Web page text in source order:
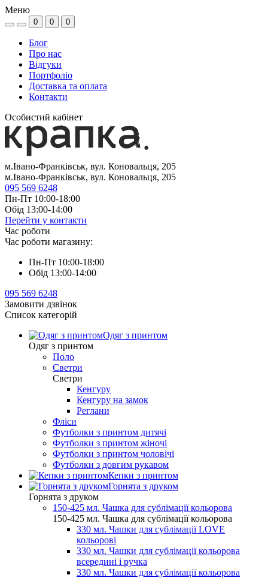
Меню
0 0 0
Блог
Про нас
Відгуки
Портфоліо
Доставка та оплата
Контакти
Особистий кабінет
м.Івано-Франківськ, вул. Коновальця, 205
м.Івано-Франківськ, вул. Коновальця, 205
095 569 6248
Пн-Пт 10:00-18:00
Обід 13:00-14:00
Перейти у контакти
Час роботи
Час роботи магазину:
Пн-Пт 10:00-18:00
Обід 13:00-14:00
095 569 6248
Замовити дзвінок
Список категорій
Одяг з принтом
Одяг з принтом
Поло
Светри
Светри
Кенгуру
Кенгуру на замок
Реглани
Фліси
Футболки з принтом дитячі
Футболки з принтом жіночі
Футболки з принтом чоловічі
Футболки з довгим рукавом
Кепки з принтом
Горнята з друком
Горнята з друком
150-425 мл. Чашка для сублімації кольорова
150-425 мл. Чашка для сублімації кольорова
330 мл. Чашки для сублімації LOVE
кольорові
330 мл. Чашки для сублімації кольорова
всередині і ручка
330 мл. Чашки для сублімації кольорова